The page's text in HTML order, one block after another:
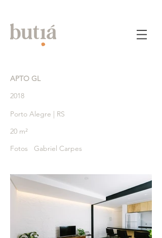
APTO GL
2018
Porto Alegre | RS
20 m²
Fotos Gabriel Carpes